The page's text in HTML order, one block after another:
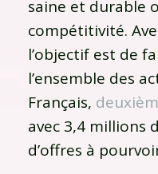
saine et durable
compétitivité.
l’objectif est de
l’ensemble des
Français,
avec 3,4 millions
d’offres à